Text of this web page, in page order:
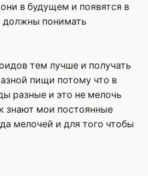
в будущем и появятся в
понимать
тем лучше и получать
пищи потому что в
разные и это не мелочь
знают мои постоянные
мелочей и для того чтобы